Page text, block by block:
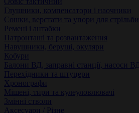
Глушники, компенсатори і наочники
Сошки, верстати та упори для стрільби
Ремені і антабки
Патронташі та розвантаження
Навушники, беруші, окуляри
Кобури
Балони ВД, заправні станції, насоси
Перехідники та штуцери
Хронографи
Мішені, тири та кулеуловлювачі
Змінні стволи
Аксесуари / Різне